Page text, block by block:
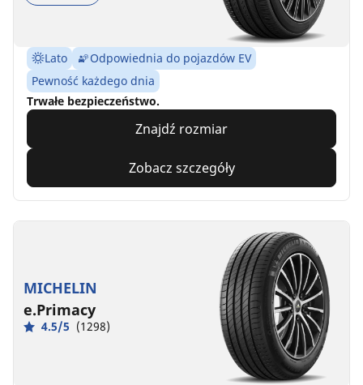
Lato
Odpowiednia do pojazdów EV
Pewność każdego dnia
Trwałe bezpieczeństwo.
Znajdź rozmiar
Zobacz szczegóły
MICHELIN
e.Primacy
4.5/5 (1298)